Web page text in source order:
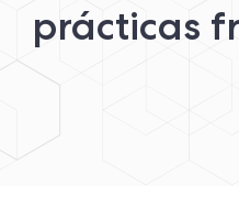
prácticas